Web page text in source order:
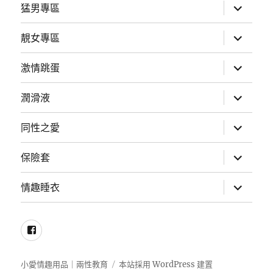
選
單
猛男專區
開
子
選
單
靚女專區
開
子
選
單
激情跳蛋
開
子
選
單
潤滑液
開
子
選
單
同性之愛
開
子
選
單
保險套
開
子
選
單
情趣睡衣
開
子
Facebook
小愛情趣用品｜兩性教育 本站採用 WordPress 建置